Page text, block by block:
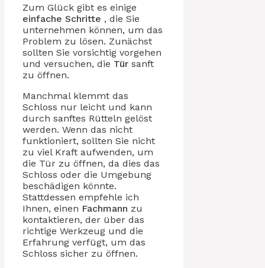
Zum Glück gibt es einige
einfache Schritte , die Sie
unternehmen können, um das
Problem zu lösen. Zunächst
sollten Sie vorsichtig vorgehen
und versuchen, die Tür sanft
zu öffnen.
Manchmal klemmt das
Schloss nur leicht und kann
durch sanftes Rütteln gelöst
werden. Wenn das nicht
funktioniert, sollten Sie nicht
zu viel Kraft aufwenden, um
die Tür zu öffnen, da dies das
Schloss oder die Umgebung
beschädigen könnte.
Stattdessen empfehle ich
Ihnen, einen Fachmann zu
kontaktieren, der über das
richtige Werkzeug und die
Erfahrung verfügt, um das
Schloss sicher zu öffnen.